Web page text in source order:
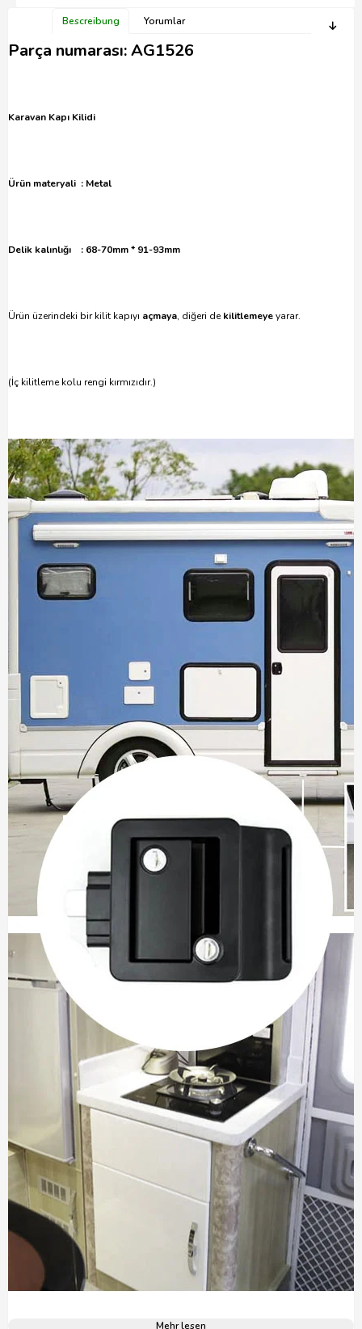
Bescreibung Yorumlar
Parça numarası: AG1526
Karavan Kapı Kilidi
Ürün materyali : Metal
Delik kalınlığı : 68-70mm * 91-93mm
Ürün üzerindeki bir kilit kapıyı açmaya, diğeri dekilitlemeyeyarar.
(İç kilitleme kolu rengi kırmızıdır.)
Mehr lesen